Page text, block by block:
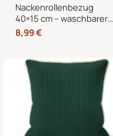
Nackenrollenbezug
40×15 cm – waschbarer
Ersatzbezug mit
verdecktem
Nackenrolle, Kissenrolle &
Bettrolle
8,99€